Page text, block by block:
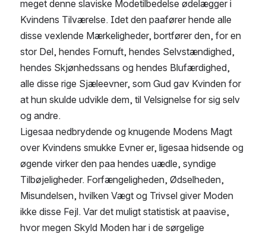
meget denne slaviske Modetilbedelse ødelægger i
Kvindens Tilværelse. Idet den paafører hende alle
disse vexlende Mærkeligheder, bortfører den, for en
stor Del, hendes Fornuft, hendes Selvstændighed,
hendes Skjønhedssans og hendes Blufærdighed,
alle disse rige Sjæleevner, som Gud gav Kvinden for
at hun skulde udvikle dem, til Velsignelse for sig selv
og andre.
Ligesaa nedbrydende og knugende Modens Magt
over Kvindens smukke Evner er, ligesaa hidsende og
øgende virker den paa hendes uædle, syndige
Tilbøjeligheder. Forfængeligheden, Ødselheden,
Misundelsen, hvilken Vægt og Trivsel giver Moden
ikke disse Fejl. Var det muligt statistisk at paavise,
hvor megen Skyld Moden har i de sørgelige